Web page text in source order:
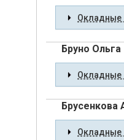
Окладные
Бруно
Окладные
Брусенкова
Окладные